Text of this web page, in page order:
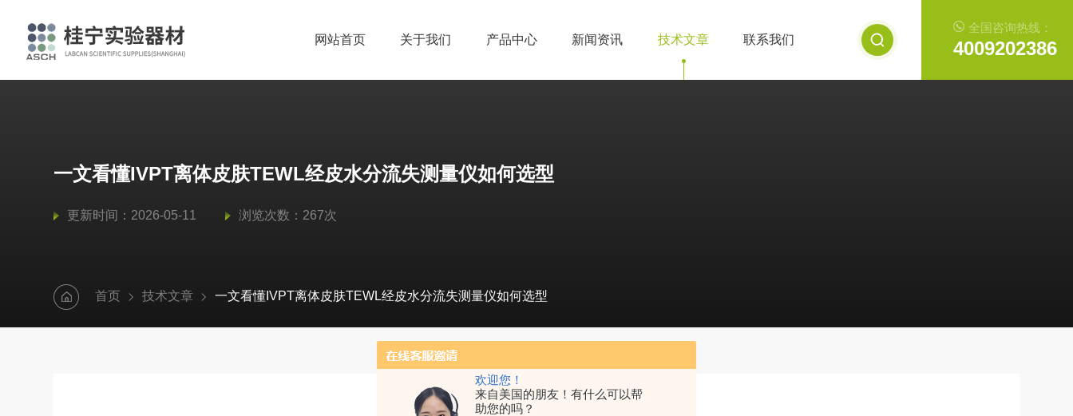
欢迎您！
来自美国的朋友！有什么可以帮
助您的吗？
全国咨询热线：
4009202386
网站首页 关于我们 产品中心 新闻资讯 技术文章 联系我们
一文看懂IVPT离体皮肤TEWL经皮水分流失测量仪如何选型
更新时间：2026-05-11 浏览次数：267次
首页 技术文章 一文看懂IVPT离体皮肤TEWL经皮水分流失测量仪如何选型